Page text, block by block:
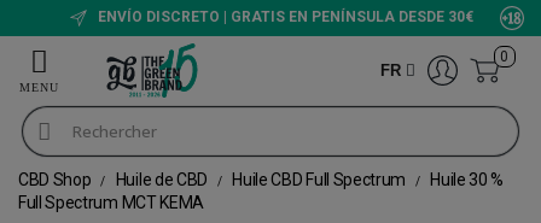
ENVÍO DISCRETO | GRATIS EN PENÍNSULA DESDE 30€
FR
0
CBD Shop Huile de CBD Huile CBD Full Spectrum
Huile 30 %
Full Spectrum MCT KEMA